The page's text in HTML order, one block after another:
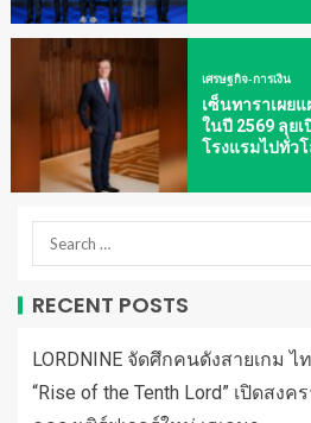
เศรษฐกิจ-การเงิน
เซ็นทาราเผย
ในปี 2569 ลุย
โรงแรมไปทั่ว
RECENT POSTS
LORDNINE จัดศึกคนดังสายเกม
“Rise of the Tenth Lord” เปิดสง